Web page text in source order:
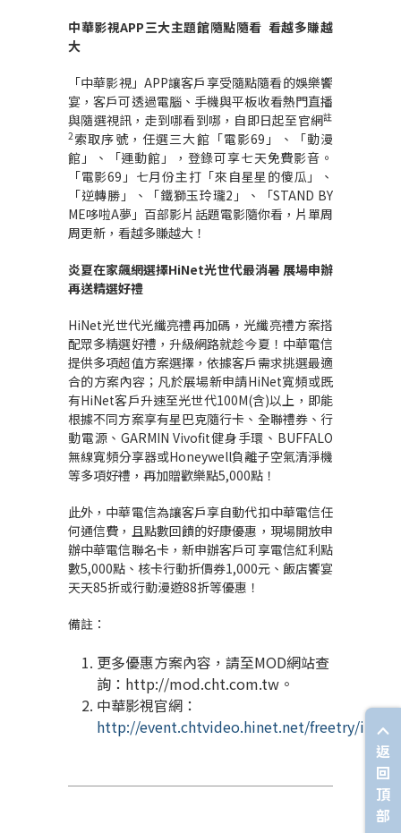
中華影視APP三大主題館隨點隨看 看越多賺越
大
「中華影視」APP讓客戶享受隨點隨看的娛樂饗
宴，客戶可透過電腦、手機與平板收看熱門直播
與隨選視訊，走到哪看到哪，自即日起至官網註
2 索取序號，任選三大館「電影69」、「動漫
館」、「運動館」，登錄可享七天免費影音。
「電影69」七月份主打「來自星星的傻瓜」、
「逆轉勝」、「鐵獅玉玲瓏2」、「STAND BY
ME哆啦A夢」百部影片話題電影隨你看，片單周
周更新，看越多賺越大！
炎夏在家飆網選擇HiNet光世代最消暑 展場申辦
再送精選好禮
HiNet光世代光纖亮禮再加碼，光纖亮禮方案搭
配眾多精選好禮，升級網路就趁今夏！中華電信
提供多項超值方案選擇，依據客戶需求挑選最適
合的方案內容；凡於展場新申請HiNet寬頻或既
有HiNet客戶升速至光世代100M(含)以上，即能
根據不同方案享有星巴克隨行卡、全聯禮券、行
動電源、GARMIN Vivofit健身手環、BUFFALO
無線寬頻分享器或Honeywell負離子空氣清淨機
等多項好禮，再加贈歡樂點5,000點！
此外，中華電信為讓客戶享自動代扣中華電信任
何通信費，且點數回饋的好康優惠，現場開放申
辦中華電信聯名卡，新申辦客戶可享電信紅利點
數5,000點、核卡行動折價券1,000元、飯店饗宴
天天85折或行動漫遊88折等優惠！
備註：
更多優惠方案內容，請至MOD網站查
詢：http://mod.cht.com.tw。
中華影視官網：
http://event.chtvideo.hinet.net/freetry/
返
回
頂
部